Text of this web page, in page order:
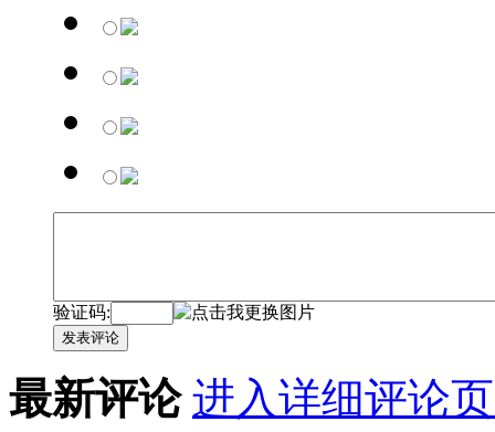
验证码:
发表评论
最新评论 进入详细评论